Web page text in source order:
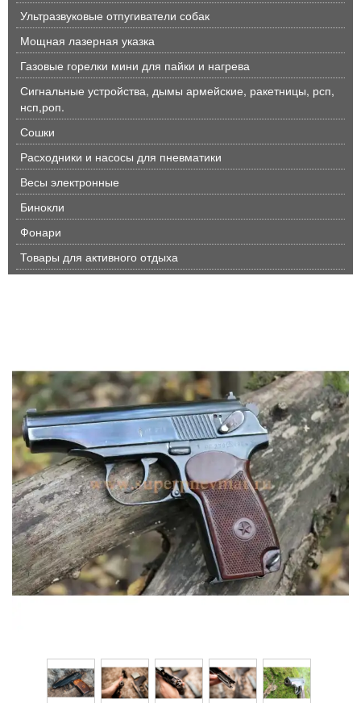
Ультразвуковые отпугиватели собак
Мощная лазерная указка
Газовые горелки мини для пайки и нагрева
Сигнальные устройства, дымы армейские, ракетницы, рсп,
нсп,роп.
Сошки
Расходники и насосы для пневматики
Весы электронные
Бинокли
Фонари
Товары для активного отдыха